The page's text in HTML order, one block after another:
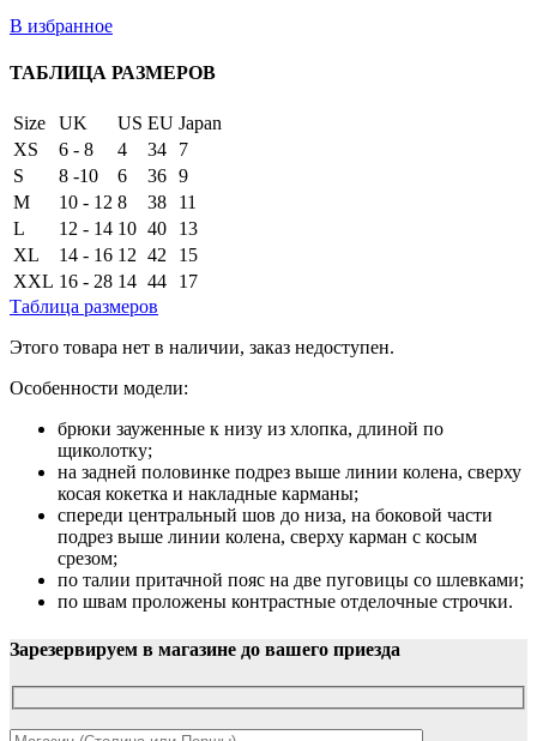
В избранное
ТАБЛИЦА РАЗМЕРОВ
Size UK US EU Japan
XS
6 - 8 4 34
7
S
8 -10 6 36 9
M
10 - 12 8 38
11
L
12 - 14 10 40
13
XL
14 - 16 12 42
15
XXL 16 - 28 14 44
17
Таблица размеров
Этого товара нет в наличии, заказ недоступен.
Особенности модели:
брюки зауженные к низу из хлопка, длиной по
щиколотку;
на задней половинке подрез выше линии колена, сверху
косая кокетка и накладные карманы;
спереди центральный шов до низа, на боковой части
подрез выше линии колена, сверху карман с косым
срезом;
по талии притачной пояс на две пуговицы со шлевками;
по швам проложены контрастные отделочные строчки.
Зарезервируем в магазине до вашего приезда